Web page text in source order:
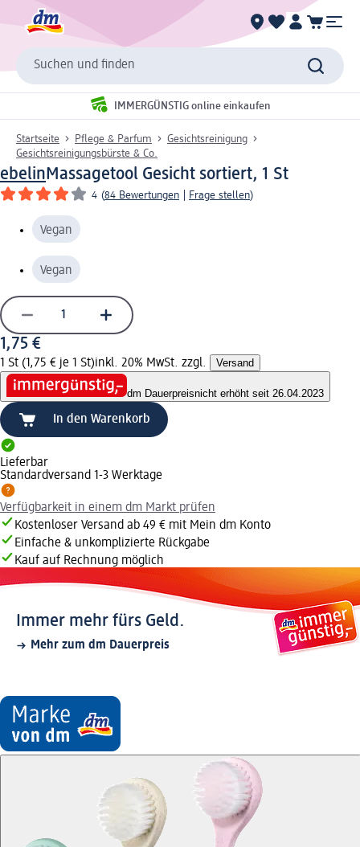
Suchen und finden
IMMERGÜNSTIG online einkaufen
Startseite Pflege & Parfum
Gesichtsreinigung
Gesichtsreinigungsbürste & Co.
ebelinMassagetool Gesicht sortiert, 1 St
4 (84 Bewertungen Frage stellen)
Vegan
Vegan
1,75 €
1 St (1,75 € je 1 St)inkl. 20% MwSt. zzgl. Versand
dm Dauerpreisnicht erhöht seit 26.04.2023
In den Warenkorb
Lieferbar
Standardversand 1-3 Werktage
Verfügbarkeit in einem dm Markt prüfen
Kostenloser Versand ab 49 € mit Mein dm Konto
Einfache & unkomplizierte Rückgabe
Kauf auf Rechnung möglich
Immer mehr fürs Geld.
Mehr zum dm Dauerpreis